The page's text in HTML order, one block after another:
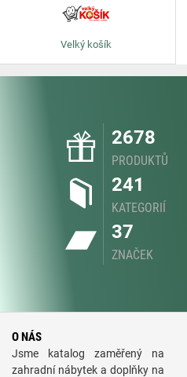
Velký košík
2678
PRODUKTŮ
241
KATEGORIÍ
37
ZNAČEK
O NÁS
Jsme katalog zaměřený na
zahradní nábytek a doplňky na